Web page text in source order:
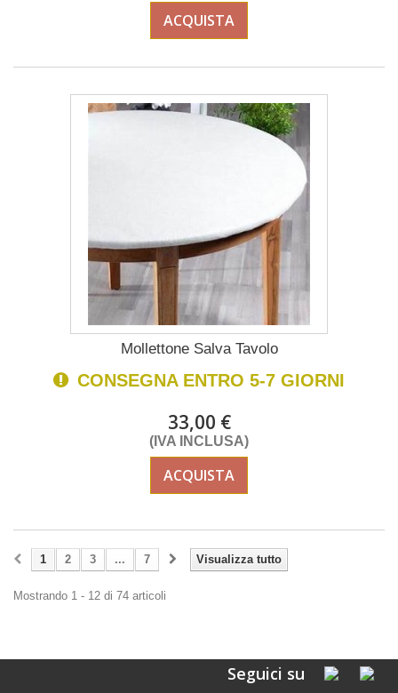
ACQUISTA
Mollettone Salva Tavolo
CONSEGNA ENTRO 5-7 GIORNI
33,00 €
(IVA INCLUSA)
ACQUISTA
Visualizza tutto
1 2 3 ... 7
Mostrando 1 - 12 di 74 articoli
Seguici su